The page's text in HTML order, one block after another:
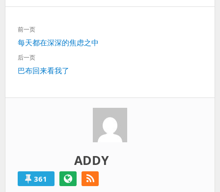
记
的，文
章
导
航
前一页
上
一
每天都在深深的焦虑之中
后一页
下
巴布回来看我了
ADDY
361